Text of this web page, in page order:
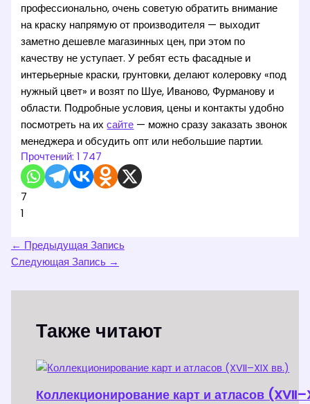
профессионально, очень советую обратить внимание
на краску напрямую от производителя — выходит
заметно дешевле магазинных цен, при этом по
качеству не уступает. У ребят есть фасадные и
интерьерные краски, грунтовки, делают колеровку «под
нужный цвет» и возят по Шуе, Иваново, Фурманову и
области. Подробные условия, цены и контакты удобно
посмотреть на ихсайте — можно сразу заказать звонок
менеджера и обсудить опт или небольшие партии.
Прочтений: 1 747
7
1
← Предыдущая Запись
Следующая Запись →
Также читают
Коллекционирование карт и атласов